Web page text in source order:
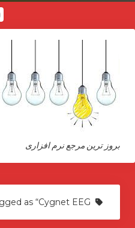
بروز ترین مرجع نرم افزاری
درباره